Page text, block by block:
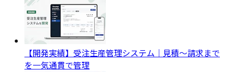
【開発実績】受注生産管理システム｜見積〜請求まで
を一気通貫で管理